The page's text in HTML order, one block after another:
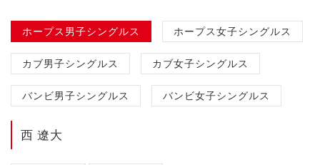
ホープス男子シングルス ホープス女子シングルス
カブ男子シングルス カブ女子シングルス
バンビ男子シングルス バンビ女子シングルス
西 遼大